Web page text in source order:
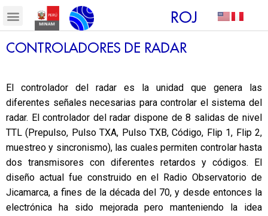
ROJ
CONTROLADORES DE RADAR
El controlador del radar es la unidad que genera las
diferentes señales necesarias para controlar el sistema del
radar. El controlador del radar dispone de 8 salidas de nivel
TTL (Prepulso, Pulso TXA, Pulso TXB, Código, Flip 1, Flip 2,
muestreo y sincronismo), las cuales permiten controlar hasta
dos transmisores con diferentes retardos y códigos. El
diseño actual fue construido en el Radio Observatorio de
Jicamarca, a fines de la década del 70, y desde entonces la
electrónica ha sido mejorada pero manteniendo la idea